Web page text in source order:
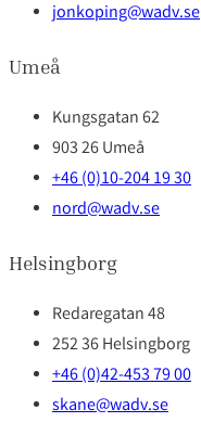
jonkoping@wadv.se
Umeå
Kungsgatan 62
903 26 Umeå
+46 (0)10-204 19 30
nord@wadv.se
Helsingborg
Redaregatan 48
252 36 Helsingborg
+46 (0)42-453 79 00
skane@wadv.se